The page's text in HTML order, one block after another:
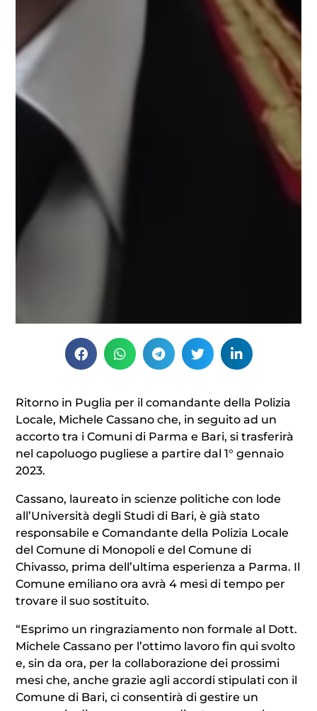
Ritorno in Puglia per il comandante della Polizia
Locale, Michele Cassano che, in seguito ad un
accorto tra i Comuni di Parma e Bari, si trasferirà
nel capoluogo pugliese a partire dal 1° gennaio
2023.
Cassano, laureato in scienze politiche con lode
all’Università degli Studi di Bari, è già stato
responsabile e Comandante della Polizia Locale
del Comune di Monopoli e del Comune di
Chivasso, prima dell’ultima esperienza a Parma. Il
Comune emiliano ora avrà 4 mesi di tempo per
trovare il suo sostituito.
“Esprimo un ringraziamento non formale al Dott.
Michele Cassano per l’ottimo lavoro fin qui svolto
e, sin da ora, per la collaborazione dei prossimi
mesi che, anche grazie agli accordi stipulati con il
Comune di Bari, ci consentirà di gestire un